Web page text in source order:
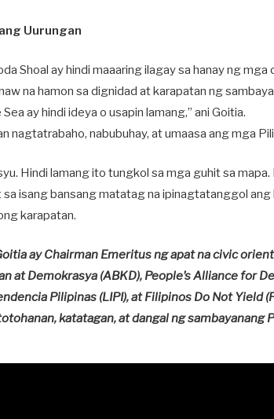
Uurungan
Shoal ay hindi maaaring ilagay sa hanay ng
na hamon sa dignidad at karapatan ng
ay hindi ideya o usapin lamang,” ani Goitia.
nagtatrabaho, nabubuhay, at umaasa ang mga
Hindi lamang ito tungkol sa mga guhit sa
sa isang bansang matatag na ipinagtatanggol
karapatan.
ay Chairman Emeritus ng apat na civic
at Demokrasya (ABKD), People’s Alliance for
Pilipinas (LIPI), at Filipinos Do Not Yield
katatagan, at dangal ng sambayanang